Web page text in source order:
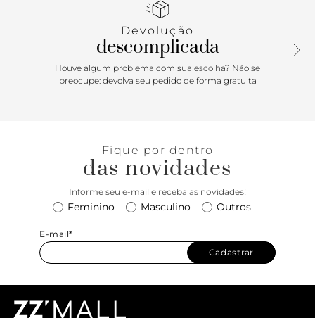
Um must! A sandália rasteira Bella é básica e perfeita!
Confeccionada em couro, super resistente, ela é
algodão para um efeito fresh!
Devolução
descomplicada
Houve algum problema com sua escolha? Não se
preocupe: devolva seu pedido de forma gratuita
Fique por dentro
das novidades
Informe seu e-mail e receba as novidades!
Feminino Masculino Outros
E-mail*
Cadastrar